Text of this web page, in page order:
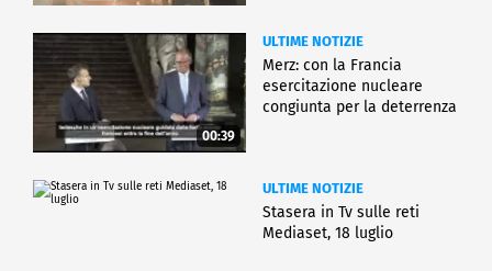
00:39
ULTIME NOTIZIE
Merz: con la Francia
esercitazione nucleare
congiunta per la deterrenza
ULTIME NOTIZIE
Stasera in Tv sulle reti
Mediaset, 18 luglio